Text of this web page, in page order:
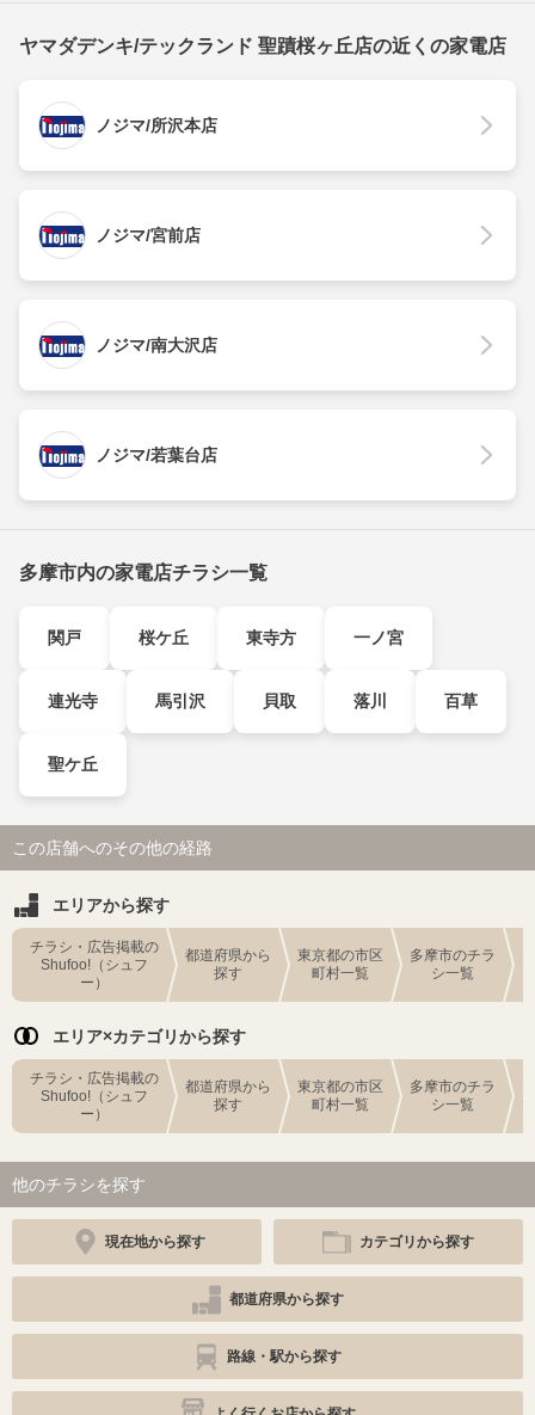
ヤマダデンキ/テックランド 聖蹟桜ヶ丘店の近くの家電店
ノジマ/所沢本店
ノジマ/宮前店
ノジマ/南大沢店
ノジマ/若葉台店
多摩市内の家電店チラシ一覧
関戸 桜ケ丘 東寺方 一ノ宮
連光寺 馬引沢 貝取 落川 百草
聖ケ丘
この店舗へのその他の経路
エリアから探す
チラシ・広告掲載の
Shufoo!（シュフ
ー）
都道府県から
探す
東京都の市区
町村一覧
多摩市のチラ
シ一覧
エリア×カテゴリから探す
チラシ・広告掲載の
Shufoo!（シュフ
ー）
都道府県から
探す
東京都の市区
町村一覧
多摩市のチラ
シ一覧
他のチラシを探す
現在地から探す カテゴリから探す
都道府県から探す
路線・駅から探す